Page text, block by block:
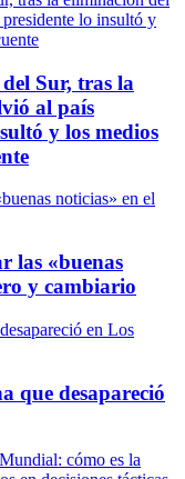
Sur, tras la
al país
y los medios
las «buenas
y cambiario
que desapareció